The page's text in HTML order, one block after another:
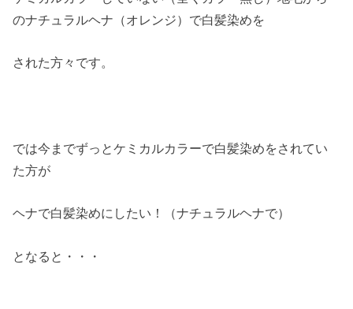
のナチュラルヘナ（オレンジ）で白髪染めを
された方々です。
では今までずっとケミカルカラーで白髪染めをされてい
た方が
ヘナで白髪染めにしたい！（ナチュラルヘナで）
となると・・・